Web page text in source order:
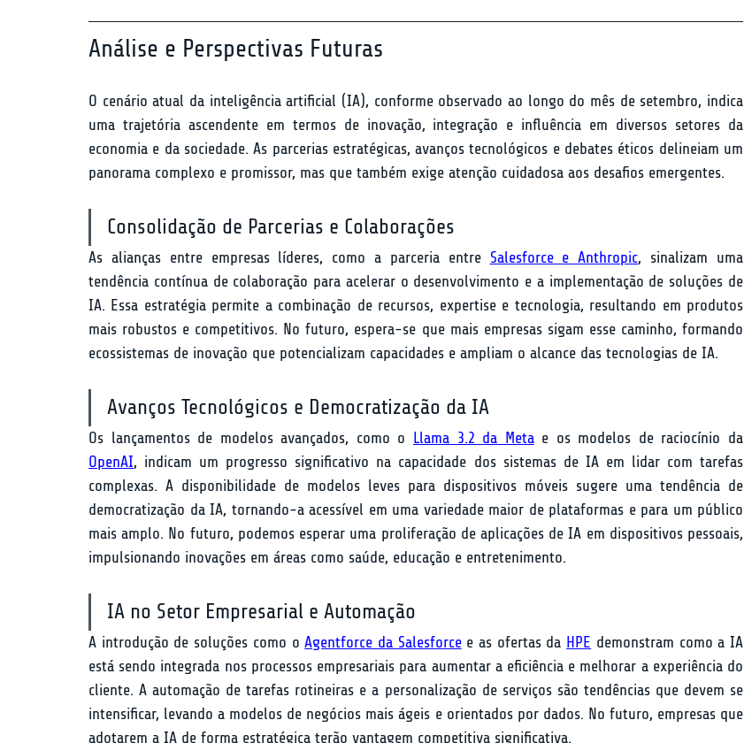
Análise e Perspectivas Futuras
O cenário atual da inteligência artificial (IA), conforme observado ao longo do mês de setembro, indica
uma trajetória ascendente em termos de inovação, integração e influência em diversos setores da
economia e da sociedade. As parcerias estratégicas, avanços tecnológicos e debates éticos delineiam um
panorama complexo e promissor, mas que também exige atenção cuidadosa aos desafios emergentes.
Consolidação de Parcerias e Colaborações
As alianças entre empresas líderes, como a parceria entre Salesforce e Anthropic, sinalizam uma
tendência contínua de colaboração para acelerar o desenvolvimento e a implementação de soluções de
IA. Essa estratégia permite a combinação de recursos, expertise e tecnologia, resultando em produtos
mais robustos e competitivos. No futuro, espera-se que mais empresas sigam esse caminho, formando
ecossistemas de inovação que potencializam capacidades e ampliam o alcance das tecnologias de IA.
Avanços Tecnológicos e Democratização da IA
Os lançamentos de modelos avançados, como o Llama 3.2 da Meta
OpenAI, indicam um progresso significativo na capacidade dos sistemas de IA em lidar com tarefas
complexas. A disponibilidade de modelos leves para dispositivos móveis sugere uma tendência de
democratização da IA, tornando-a acessível em uma variedade maior de plataformas e para um público
mais amplo. No futuro, podemos esperar uma proliferação de aplicações de IA em dispositivos pessoais,
impulsionando inovações em áreas como saúde, educação e entretenimento.
IA no Setor Empresarial e Automação
A introdução de soluções como o Agentforce da Salesforce e as ofertas da HPE demonstram como a IA
está sendo integrada nos processos empresariais para aumentar a eficiência e melhorar a experiência do
cliente. A automação de tarefas rotineiras e a personalização de serviços são tendências que devem se
intensificar, levando a modelos de negócios mais ágeis e orientados por dados. No futuro, empresas que
adotarem a IA de forma estratégica terão vantagem competitiva significativa.